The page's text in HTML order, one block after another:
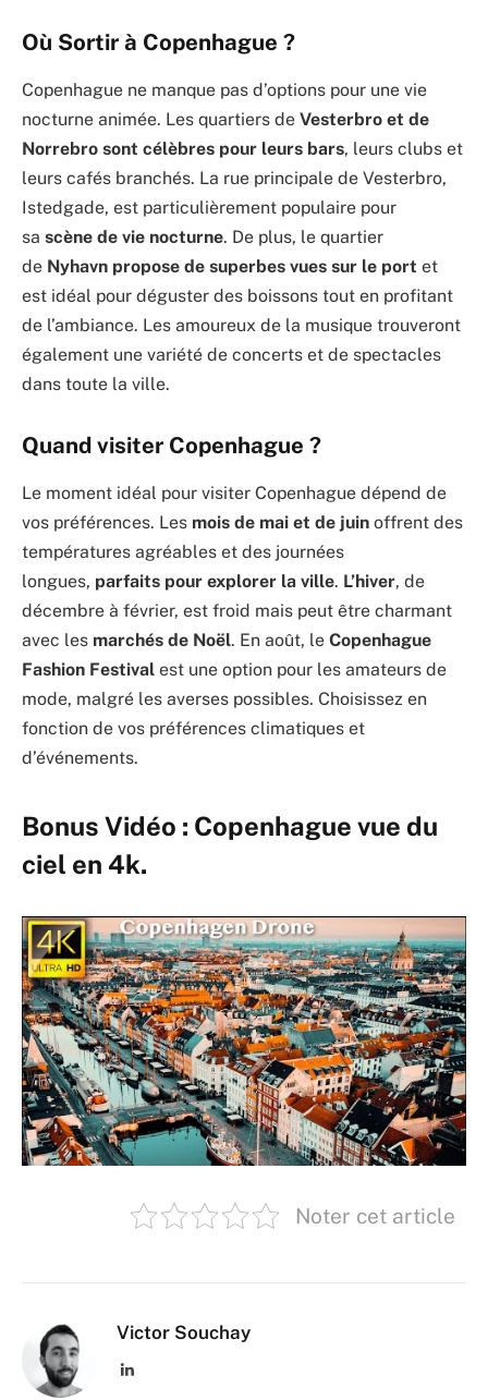
Où Sortir à Copenhague ?
Copenhague ne manque pas d’options pour une vie
nocturne animée. Les quartiers de Vesterbro et de
Norrebro sont célèbres pour leurs bars, leurs clubs et
leurs cafés branchés. La rue principale de Vesterbro,
Istedgade, est particulièrement populaire pour
sa scène de vie nocturne. De plus, le quartier
de Nyhavn propose de superbes vues sur le port et
est idéal pour déguster des boissons tout en profitant
de l’ambiance. Les amoureux de la musique trouveront
également une variété de concerts et de spectacles
dans toute la ville.
Quand visiter Copenhague ?
Le moment idéal pour visiter Copenhague dépend de
vos préférences. Les mois de mai et de juin offrent des
températures agréables et des journées
longues, parfaits pour explorer la ville. L’hiver, de
décembre à février, est froid mais peut être charmant
avec les marchés de Noël. En août, le Copenhague
Fashion Festival est une option pour les amateurs de
mode, malgré les averses possibles. Choisissez en
fonction de vos préférences climatiques et
d’événements.
Bonus Vidéo : Copenhague vue du
ciel en 4k.
Noter cet article
Victor Souchay
LinkedIn